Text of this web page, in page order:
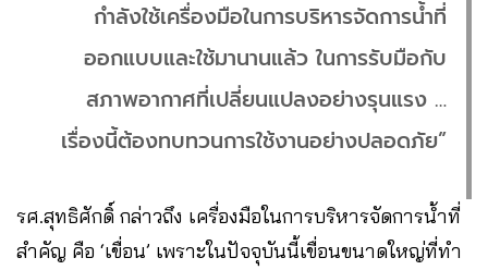
กำลังใช้เครื่องมือในการบริหารจัดการน้ำที่
ออกแบบและใช้มานานแล้ว ในการรับมือกับ
สภาพอากาศที่เปลี่ยนแปลงอย่างรุนแรง …
เรื่องนี้ต้องทบทวนการใช้งานอย่างปลอดภัย”
รศ.สุทธิศักดิ์ กล่าวถึง เครื่องมือในการบริหารจัดการน้ำที่
สำคัญ คือ ‘เขื่อน’ เพราะในปัจจุบันนี้เขื่อนขนาดใหญ่ที่ทำ